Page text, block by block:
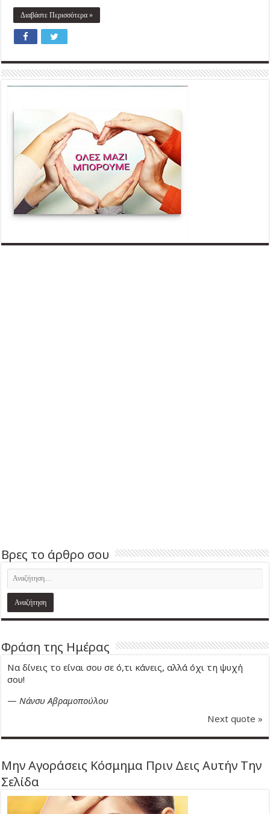
Διαβάστε Περισσότερα »
Βρες το άρθρο σου
Φράση της Ημέρας
Να δίνεις το είναι σου σε ό,τι κάνεις, αλλά όχι τη ψυχή
σου!
— Νάνσυ Αβραμοπούλου
Next quote »
Μην Αγοράσεις Κόσμημα Πριν Δεις Αυτήν Την
Σελίδα